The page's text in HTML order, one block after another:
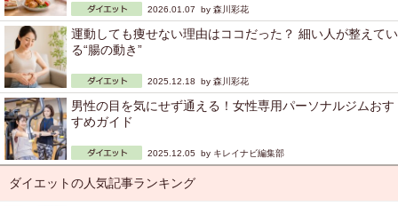
2026.01.07 by 森川彩花
運動しても痩せない理由はココだった？ 細い人が整えてい
る“腸の動き”
2025.12.18 by 森川彩花
男性の目を気にせず通える！女性専用パーソナルジムおす
すめガイド
2025.12.05 by キレイナビ編集部
ダイエットの人気記事ランキング